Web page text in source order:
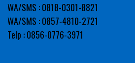
WA/SMS : 0818-0301-8821
WA/SMS : 0857-4810-2721
Telp : 0856-0776-3971